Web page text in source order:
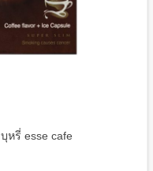
บุหรี่ esse cafe